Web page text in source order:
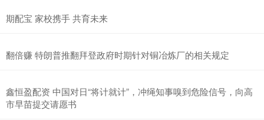
期配宝 家校携手 共育未来
翻倍赚 特朗普推翻拜登政府时期针对铜冶炼厂的相关规定
鑫恒盈配资 中国对日“将计就计”，冲绳知事嗅到危险信号，向高
市早苗提交请愿书